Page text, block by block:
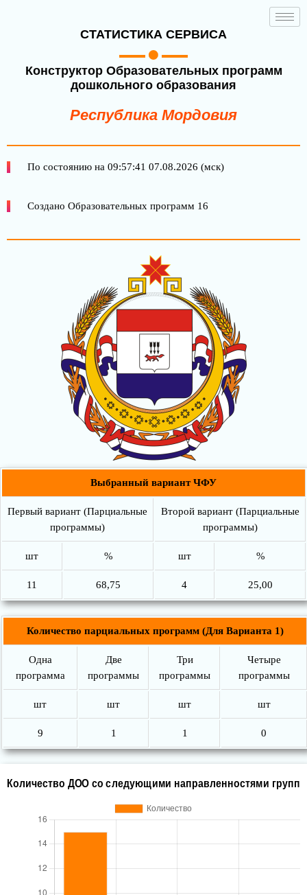
СТАТИСТИКА СЕРВИСА
Конструктор Образовательных программ
дошкольного образования
Республика Мордовия
По состоянию на 09:57:41 07.08.2026 (мск)
Создано Образовательных программ 16
Выбранный вариант ЧФУ
Первый вариант (Парциальные
программы)
Второй вариант (Парциальные
программы)
шт % шт %
11 68,75 4 25,00
Количество парциальных программ (Для Варианта 1)
Одна
программа
Две
программы
Три
программы
Четыре
программы
шт шт шт шт
9 1 1 0